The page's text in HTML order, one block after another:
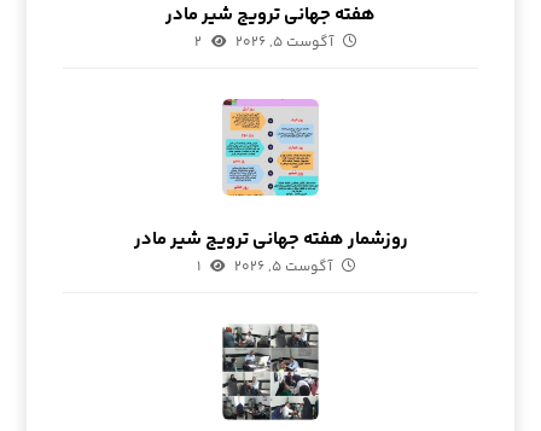
هفته جهانی ترویج شیر مادر
آگوست ۵, ۲۰۲۶ ۲
روزشمار هفته جهانی ترویج شیر مادر
آگوست ۵, ۲۰۲۶ ۱